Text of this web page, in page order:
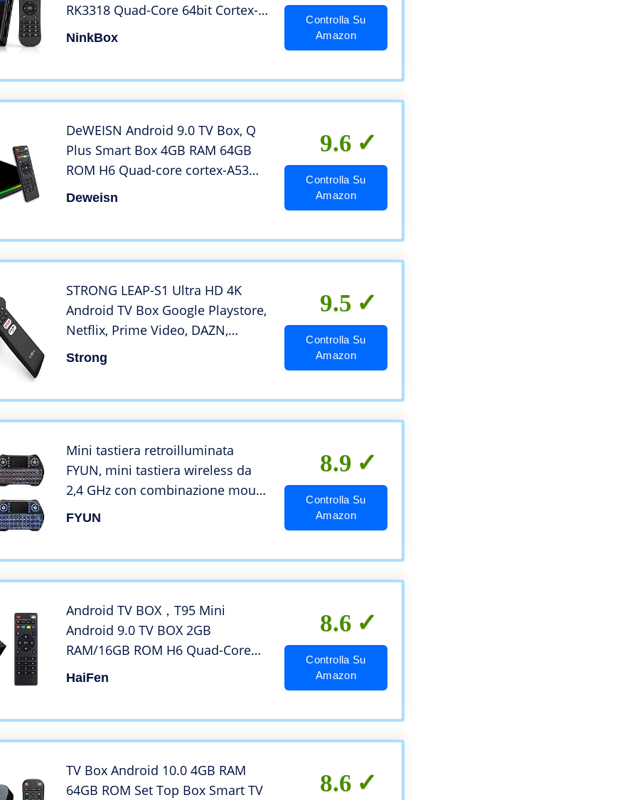
RK3318 Quad-Core 64bit Cortex-
A53, TV Box Android Dual WIFI
NinkBox
Controlla Su
Amazon
DeWEISN Android 9.0 TV Box, Q
Plus Smart Box 4GB RAM 64GB
ROM H6 Quad-core cortex-A53
Mali T720 GPU Lettore
Deweisn
9.6
Controlla Su
Amazon
STRONG LEAP-S1 Ultra HD 4K
Android TV Box Google Playstore,
Netflix, Prime Video, DAZN,
Disney+, Youtube, HDR10, Wifi,
Telecomando Vocale, Bluetooth,
Strong
9.5
Controlla Su
Amazon
Mini tastiera retroilluminata
FYUN, mini tastiera wireless da
2,4 GHz con combinazione mouse
touchpad, controller ricaricabile,
FYUN
8.9
Controlla Su
Amazon
Android TV BOX，T95 Mini
Android 9.0 TV BOX 2GB
RAM/16GB ROM H6 Quad-Core
Supporto 2.4Ghz WIFI 6K HDMI
HaiFen
8.6
Controlla Su
Amazon
TV Box Android 10.0 4GB RAM
64GB ROM Set Top Box Smart TV
8.6